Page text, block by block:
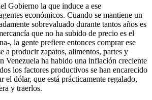
Gobierno la que induce a ese
económicos. Cuando se mantiene un
sobrevaluado durante tantos años es
que no ha subido de precio es el
, la gente prefiere entonces comprar ese
a producir zapatos, alimentos, partes y
Venezuela ha habido una inflación creciente
los factores productivos se han encarecido
el dólar, que está prácticamente regalado,
y traerlos.